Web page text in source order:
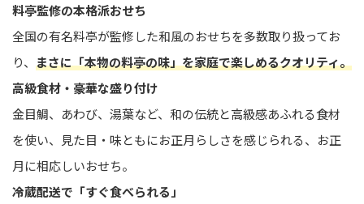
料亭監修の本格派おせち
全国の有名料亭が監修した和風のおせちを多数取り扱ってお
り、 まさに「本物の料亭の味」を家庭で楽しめるクオリティ。
高級食材・豪華な盛り付け
金目鯛、あわび、湯葉など、和の伝統と高級感あふれる食材
を使い、見た目・味ともにお正月らしさを感じられる、お正
月に相応しいおせち。
冷蔵配送で「すぐ食べられる」